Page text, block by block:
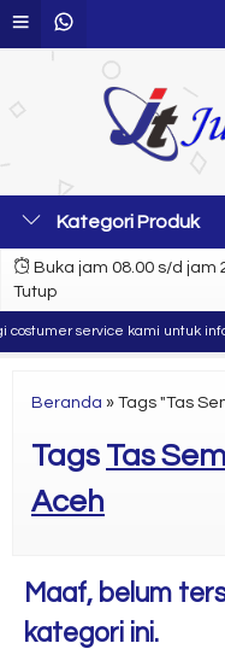
Kategori Produk
Buka jam 08.00 s/d jam
Tutup
service kami untuk info
Beranda » Tags "Tas
Tags Tas
Aceh
Maaf, belum
kategori ini.